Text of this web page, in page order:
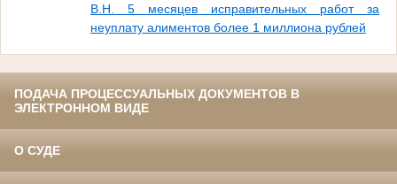
В.Н. 5 месяцев исправительных работ за
неуплату алиментов более 1 миллиона рублей
ПОДАЧА ПРОЦЕССУАЛЬНЫХ ДОКУМЕНТОВ В
ЭЛЕКТРОННОМ ВИДЕ
О СУДЕ